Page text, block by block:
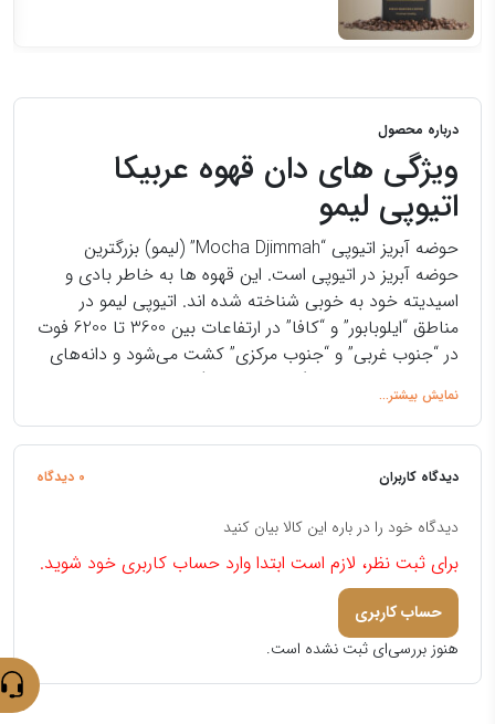
درباره محصول
ویژگی های دان قهوه عربیکا
اتیوپی لیمو
حوضه آبریز اتیوپی “Mocha Djimmah” (لیمو) بزرگترین
حوضه آبریز در اتیوپی است. این قهوه ها به خاطر بادی و
اسیدیته خود به خوبی شناخته شده اند. اتیوپی لیمو در
مناطق “ایلوبابور” و “کافا” در ارتفاعات بین 3600 تا 6200 فوت
در “جنوب غربی” و “جنوب مرکزی” کشت می‌شود و دانه‌های
قهوه متوسط با شکل گرد متمایز و رنگ سبز تولید می‌کند،
قهوه لیمو هر سال یکی از نامداران بازار است.
روش “خشک” بادی سبک تر و طعم کمتر خاکی/وحشی دارد.
مقدار کافئین عربیکا اتیوپی لیمو:
به عنوان مثال، قهوهاتیوپی1.13 درصد کافئین دارد، در حالی که قهوه
تانزانیا
کافئین، در حالی که دان های روبوستا 2.4 درصد کافئین است.
دان های قهوه عربیکا با ویژگی مشابه
درباره قهوه اتیوپی
دیدگاه کاربران 0 دیدگاه
دیدگاه خود را در باره این کالا بیان کنید
برای ثبت نظر، لازم است ابتدا وارد حساب کاربری خود شوید.
حساب کاربری
هنوز بررسی‌ای ثبت نشده است.